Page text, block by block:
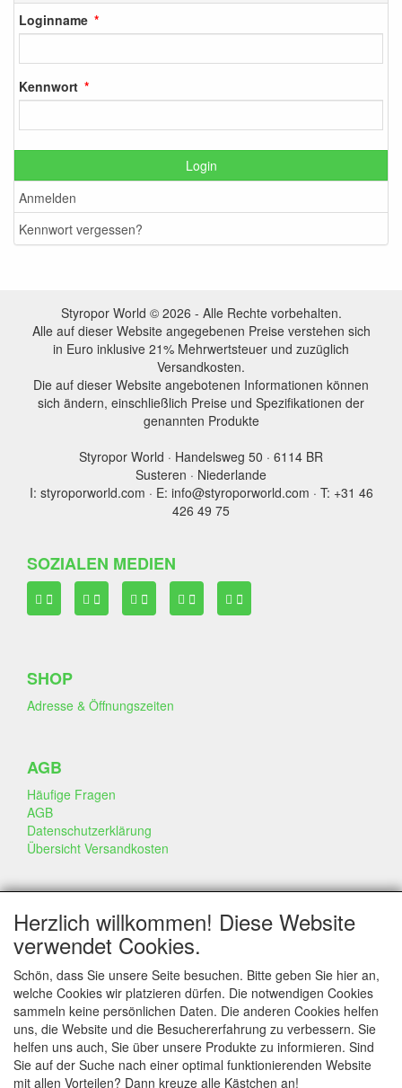
Loginname
Kennwort
Login
Anmelden
Kennwort vergessen?
Styropor World © 2026 - Alle Rechte vorbehalten.
Alle auf dieser Website angegebenen Preise verstehen sich
in Euro inklusive 21% Mehrwertsteuer und zuzüglich
Versandkosten.
Die auf dieser Website angebotenen Informationen können
sich ändern, einschließlich Preise und Spezifikationen der
genannten Produkte
Styropor World · Handelsweg 50 · 6114 BR
Susteren · Niederlande
I: styroporworld.com · E: info@styroporworld.com · T: +31 46
426 49 75
SOZIALEN MEDIEN
SHOP
Adresse & Öffnungszeiten
AGB
Häufige Fragen
AGB
Datenschutzerklärung
Übersicht Versandkosten
GESCHÄFT & INFO
Kontakt
Firmen Information
Portfolio
Disclaimer
Statement & Umwelt
Torten mit Dummies
Herzlich willkommen! Diese Website
verwendet Cookies.
Schön, dass Sie unsere Seite besuchen. Bitte geben Sie hier an,
welche Cookies wir platzieren dürfen. Die notwendigen Cookies
sammeln keine persönlichen Daten. Die anderen Cookies helfen
uns, die Website und die Besuchererfahrung zu verbessern. Sie
helfen uns auch, Sie über unsere Produkte zu informieren. Sind
Sie auf der Suche nach einer optimal funktionierenden Website
mit allen Vorteilen? Dann kreuze alle Kästchen an!